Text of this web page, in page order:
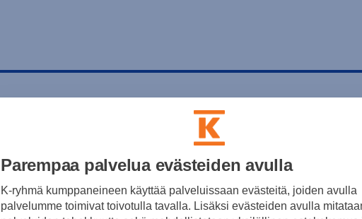
Parempaa palvelua evästeiden avulla
K-ryhmä kumppaneineen käyttää palveluissaan evästeitä, joiden avulla
palvelumme toimivat toivotulla tavalla. Lisäksi evästeiden avulla